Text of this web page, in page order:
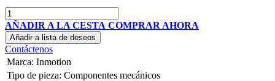
AÑADIR A LA CESTA COMPRAR AHORA
Añadir a lista de deseos
Contáctenos
Marca: Inmotion
Tipo de pieza: Componentes mecánicos